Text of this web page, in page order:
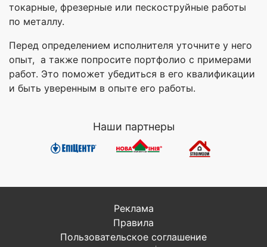
токарные, фрезерные или пескоструйные работы
по металлу.
Перед определением исполнителя уточните у него
опыт, а также попросите портфолио с примерами
работ. Это поможет убедиться в его квалификации
и быть уверенным в опыте его работы.
Наши партнеры
Реклама
Правила
Пользовательское соглашение